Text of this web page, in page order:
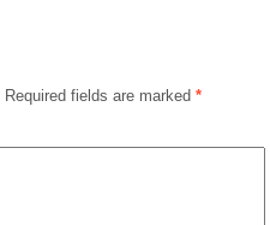
Required fields are marked *